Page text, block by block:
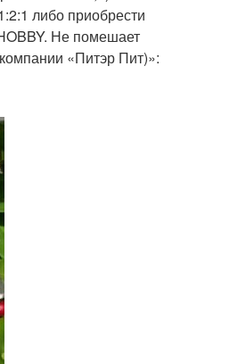
либо приобрести
Не помешает
«Питэр Пит)»: